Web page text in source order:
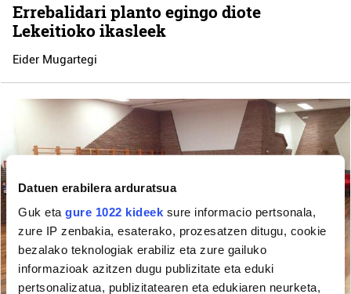
Datuen erabilera arduratsua
Guk eta gure 1022 kideek sure informacio pertsonala,
zure IP zenbakia, esaterako, prozesatzen ditugu, cookie
bezalako teknologiak erabiliz eta zure gailuko
informazioak azitzen dugu publizitate eta eduki
pertsonalizatua, publizitatearen eta edukiaren neurketa,
Errebalidari planto egingo diote
Lekeitioko ikasleek
Eider Mugartegi